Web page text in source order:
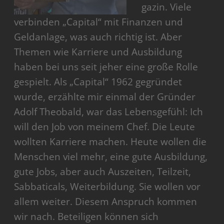
gazin. Viele
verbinden „Capital“ mit Finanzen und
Geldanlage, was auch richtig ist. Aber
Themen wie Karriere und Ausbildung
haben bei uns seit jeher eine große Rolle
gespielt. Als „Capital“ 1962 gegründet
wurde, erzählte mir einmal der Gründer
Adolf Theobald, war das Lebensgefühl: Ich
will den Job von meinem Chef. Die Leute
wollten Karriere machen. Heute wollen die
Menschen viel mehr, eine gute Ausbildung,
gute Jobs, aber auch Auszeiten, Teilzeit,
Sabbaticals, Weiterbildung. Sie wollen vor
allem weiter. Diesem Anspruch kommen
wir nach. Beteiligen können sich